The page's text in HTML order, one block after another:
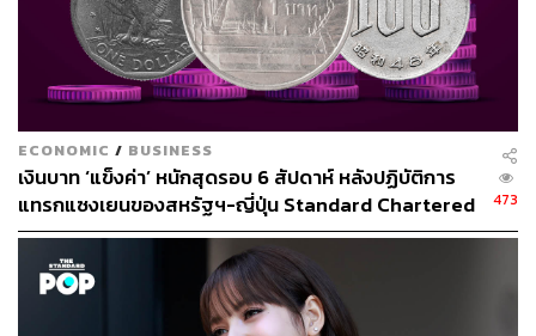
ECONOMIC / BUSINESS
เงินบาท ‘แข็งค่า’ หนักสุดรอบ 6 สัปดาห์ หลังปฏิบัติการ
แทรกแซงเยนของสหรัฐฯ-ญี่ปุ่น Standard Chartered
เปิดเป้าสิ้นปีนี้จ่อแข็งต่อแตะ 32.50 บาทต่อดอลลาร์
473